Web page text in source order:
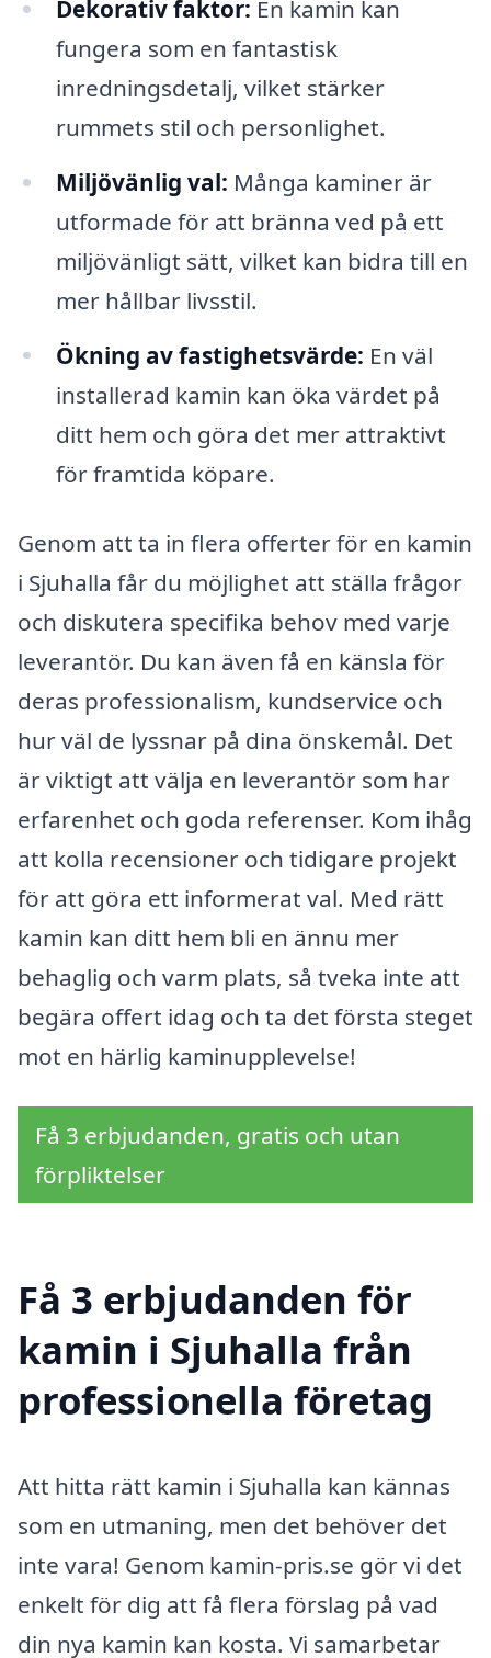
Dekorativ faktor: En kamin kan
fungera som en fantastisk
inredningsdetalj, vilket stärker
rummets stil och personlighet.
Miljövänlig val: Många kaminer är
utformade för att bränna ved på ett
miljövänligt sätt, vilket kan bidra till en
mer hållbar livsstil.
Ökning av fastighetsvärde: En väl
installerad kamin kan öka värdet på
ditt hem och göra det mer attraktivt
för framtida köpare.
Genom att ta in flera offerter för en kamin
i Sjuhalla får du möjlighet att ställa frågor
och diskutera specifika behov med varje
leverantör. Du kan även få en känsla för
deras professionalism, kundservice och
hur väl de lyssnar på dina önskemål. Det
är viktigt att välja en leverantör som har
erfarenhet och goda referenser. Kom ihåg
att kolla recensioner och tidigare projekt
för att göra ett informerat val. Med rätt
kamin kan ditt hem bli en ännu mer
behaglig och varm plats, så tveka inte att
begära offert idag och ta det första steget
mot en härlig kaminupplevelse!
Få 3 erbjudanden, gratis och utan
förpliktelser
Få 3 erbjudanden för
kamin i Sjuhalla från
professionella företag
Att hitta rätt kamin i Sjuhalla kan kännas
som en utmaning, men det behöver det
inte vara! Genom kamin-pris.se gör vi det
enkelt för dig att få flera förslag på vad
din nya kamin kan kosta. Vi samarbetar